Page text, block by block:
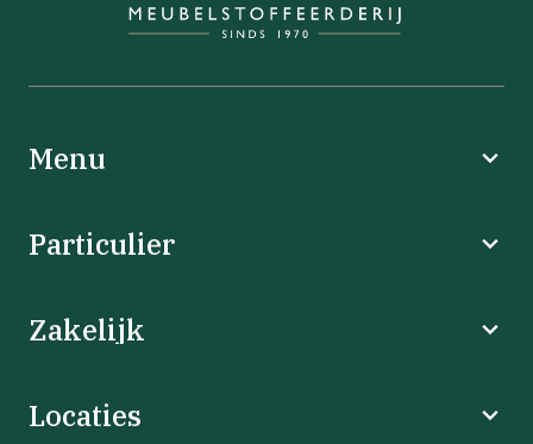
Menu
Particulier
Zakelijk
Locaties